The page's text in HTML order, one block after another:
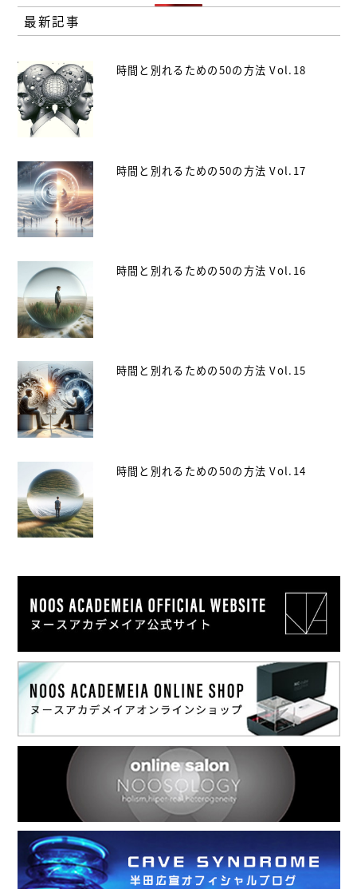
最新記事
時間と別れるための50の方法 Vol.18
時間と別れるための50の方法 Vol.17
時間と別れるための50の方法 Vol.16
時間と別れるための50の方法 Vol.15
時間と別れるための50の方法 Vol.14